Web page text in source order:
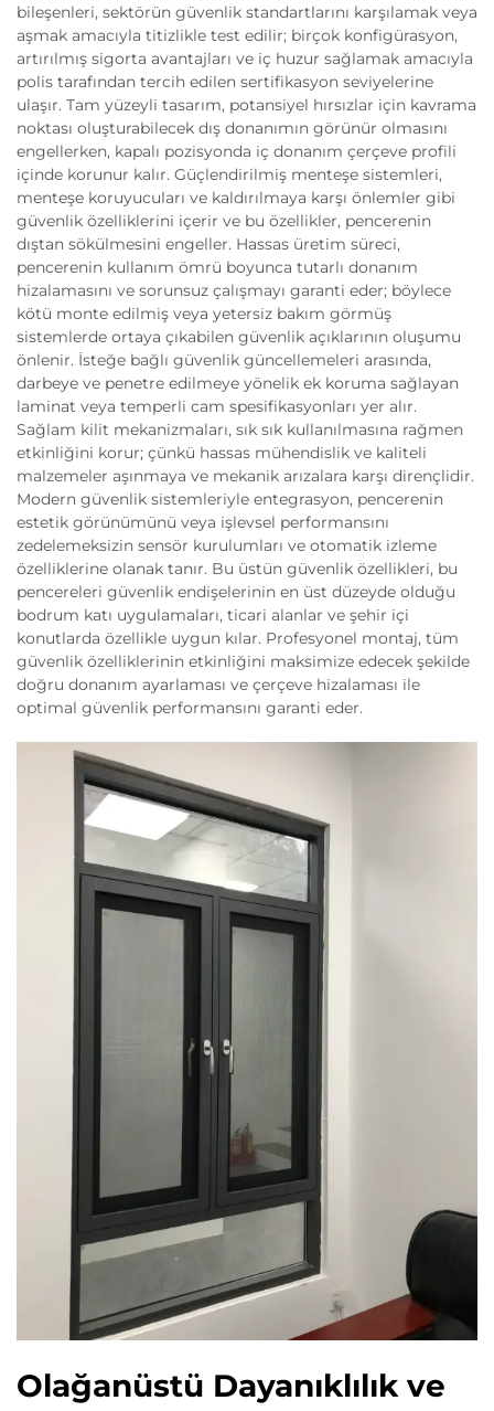
bileşenleri, sektörün güvenlik standartlarını karşılamak veya
aşmak amacıyla titizlikle test edilir; birçok konfigürasyon,
artırılmış sigorta avantajları ve iç huzur sağlamak amacıyla
polis tarafından tercih edilen sertifikasyon seviyelerine
ulaşır. Tam yüzeyli tasarım, potansiyel hırsızlar için kavrama
noktası oluşturabilecek dış donanımın görünür olmasını
engellerken, kapalı pozisyonda iç donanım çerçeve profili
içinde korunur kalır. Güçlendirilmiş menteşe sistemleri,
menteşe koruyucuları ve kaldırılmaya karşı önlemler gibi
güvenlik özelliklerini içerir ve bu özellikler, pencerenin
dıştan sökülmesini engeller. Hassas üretim süreci,
pencerenin kullanım ömrü boyunca tutarlı donanım
hizalamasını ve sorunsuz çalışmayı garanti eder; böylece
kötü monte edilmiş veya yetersiz bakım görmüş
sistemlerde ortaya çıkabilen güvenlik açıklarının oluşumu
önlenir. İsteğe bağlı güvenlik güncellemeleri arasında,
darbeye ve penetre edilmeye yönelik ek koruma sağlayan
laminat veya temperli cam spesifikasyonları yer alır.
Sağlam kilit mekanizmaları, sık sık kullanılmasına rağmen
etkinliğini korur; çünkü hassas mühendislik ve kaliteli
malzemeler aşınmaya ve mekanik arızalara karşı dirençlidir.
Modern güvenlik sistemleriyle entegrasyon, pencerenin
estetik görünümünü veya işlevsel performansını
zedelemeksizin sensör kurulumları ve otomatik izleme
özelliklerine olanak tanır. Bu üstün güvenlik özellikleri, bu
pencereleri güvenlik endişelerinin en üst düzeyde olduğu
bodrum katı uygulamaları, ticari alanlar ve şehir içi
konutlarda özellikle uygun kılar. Profesyonel montaj, tüm
güvenlik özelliklerinin etkinliğini maksimize edecek şekilde
doğru donanım ayarlaması ve çerçeve hizalaması ile
optimal güvenlik performansını garanti eder.
Olağanüstü Dayanıklılık ve